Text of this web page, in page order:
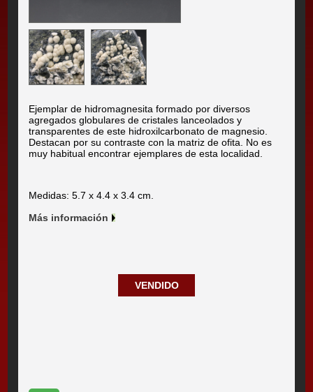
Ejemplar de hidromagnesita formado por diversos
agregados globulares de cristales lanceolados y
transparentes de este hidroxilcarbonato de magnesio.
Destacan por su contraste con la matriz de ofita. No es
muy habitual encontrar ejemplares de esta localidad.
Medidas: 5.7 x 4.4 x 3.4 cm.
Más información
VENDIDO